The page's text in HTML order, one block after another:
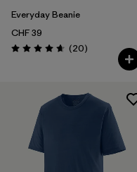
Everyday Beanie
CHF 39
Bewertung: 4.7 / 5
(20Rezensionen
)